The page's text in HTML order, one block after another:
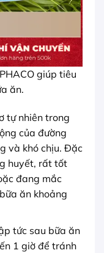
giúp tiêu
ăn.
tự nhiên trong
của đường
và khó chịu. Đặc
huyết, rất tốt
đang mắc
ăn khoảng
tức sau bữa ăn
1 giờ để tránh